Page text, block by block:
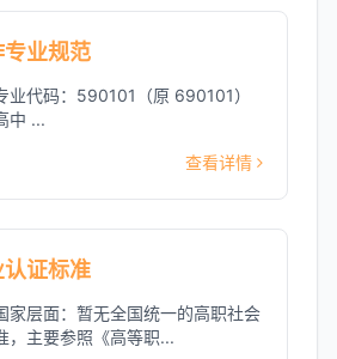
业规范
业代码：590101（原 690101）
中 ...
查看详情
证标准
家层面：暂无全国统一的高职社会
，主要参照《高等职...